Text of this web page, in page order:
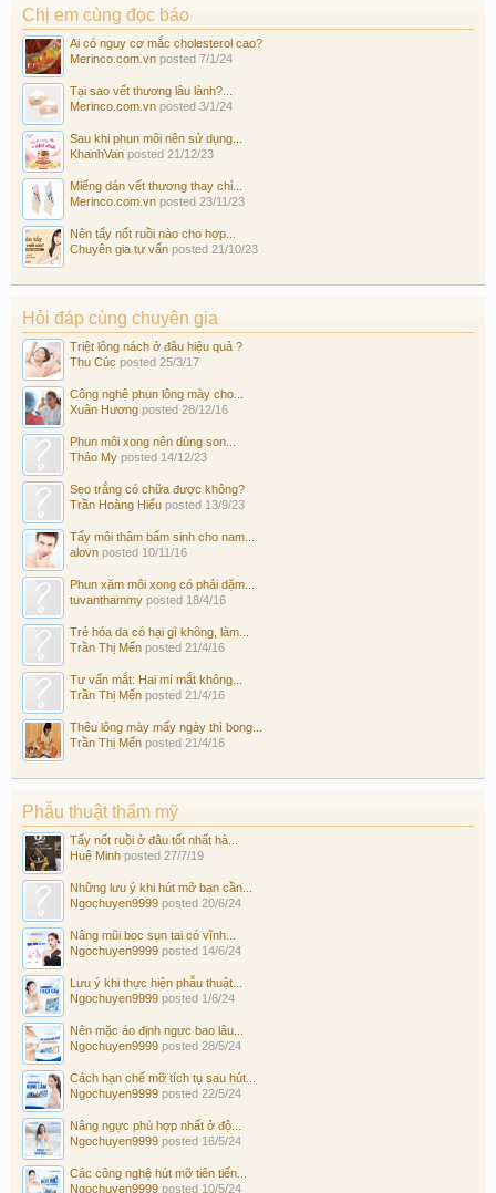
Chị em cùng đọc báo
Ai có nguy cơ mắc cholesterol cao?
Merinco.com.vn posted 7/1/24
Tại sao vết thương lâu lành?...
Merinco.com.vn posted 3/1/24
Sau khi phun môi nên sử dụng...
KhanhVan posted 21/12/23
Miếng dán vết thương thay chỉ...
Merinco.com.vn posted 23/11/23
Nên tẩy nốt ruồi nào cho hợp...
Chuyên gia tư vấn posted 21/10/23
Hỏi đáp cùng chuyên gia
Triệt lông nách ở đâu hiệu quả ?
Thu Cúc posted 25/3/17
Công nghệ phun lông mày cho...
Xuân Hương posted 28/12/16
Phun môi xong nên dùng son...
Thảo My posted 14/12/23
Sẹo trắng có chữa được không?
Trần Hoàng Hiếu posted 13/9/23
Tẩy môi thâm bẩm sinh cho nam...
alovn posted 10/11/16
Phun xăm môi xong có phải dặm...
tuvanthammy posted 18/4/16
Trẻ hóa da có hại gì không, làm...
Trần Thị Mến posted 21/4/16
Tư vấn mắt: Hai mí mắt không...
Trần Thị Mến posted 21/4/16
Thêu lông mày mấy ngày thì bong...
Trần Thị Mến posted 21/4/16
Phẫu thuật thẩm mỹ
Tẩy nốt ruồi ở đâu tốt nhất hà...
Huệ Minh posted 27/7/19
Những lưu ý khi hút mỡ bạn cần...
Ngochuyen9999 posted 20/6/24
Nâng mũi bọc sụn tai có vĩnh...
Ngochuyen9999 posted 14/6/24
Lưu ý khi thực hiện phẫu thuật...
Ngochuyen9999 posted 1/6/24
Nên mặc áo định ngực bao lâu...
Ngochuyen9999 posted 28/5/24
Cách hạn chế mỡ tích tụ sau hút...
Ngochuyen9999 posted 22/5/24
Nâng ngực phù hợp nhất ở độ...
Ngochuyen9999 posted 16/5/24
Các công nghệ hút mỡ tiên tiến...
Ngochuyen9999 posted 10/5/24